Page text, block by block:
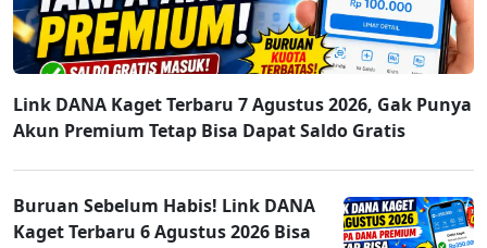
Link DANA Kaget Terbaru 7 Agustus 2026, Gak Punya
Akun Premium Tetap Bisa Dapat Saldo Gratis
Buruan Sebelum Habis! Link DANA
Kaget Terbaru 6 Agustus 2026 Bisa